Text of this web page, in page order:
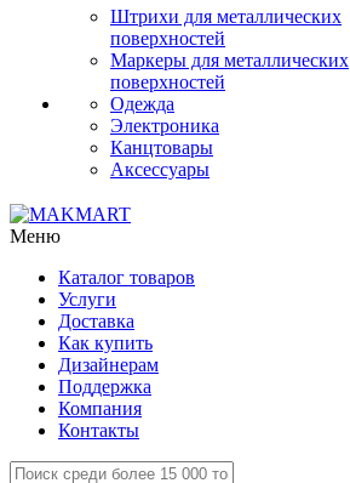
Штрихи для металлических
поверхностей
Маркеры для металлических
поверхностей
Одежда
Электроника
Канцтовары
Аксессуары
Меню
Каталог товаров
Услуги
Доставка
Как купить
Дизайнерам
Поддержка
Компания
Контакты